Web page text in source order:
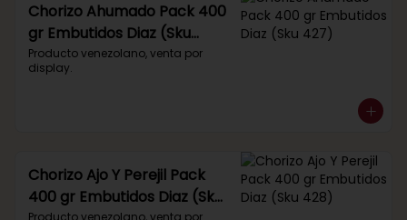
Chorizo Ahumado Pack 400
gr Embutidos Diaz (Sku
427)
Producto venezolano, venta por
display.
Chorizo Ajo Y Perejil Pack
400 gr Embutidos Diaz (Sku
Producto venezolano, venta por